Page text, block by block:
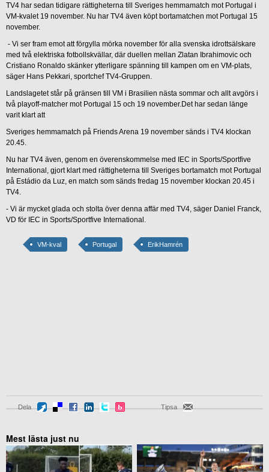
TV4 har sedan tidigare rättigheterna till Sveriges hemmamatch mot Portugal i
VM-kvalet 19 november. Nu har TV4 även köpt bortamatchen mot Portugal 15
november.
- Vi ser fram emot att förgylla mörka november för alla svenska idrottsälskare
med två elektriska fotbollskvällar, där duellen mellan Zlatan Ibrahimovic och
Cristiano Ronaldo skänker ytterligare spänning till kampen om en VM-plats,
säger Hans Pekkari, sportchef TV4-Gruppen.
Landslagetet står på gränsen till VM i Brasilien nästa sommar och allt avgörs i
två playoff-matcher mot Portugal 15 och 19 november.Det har sedan länge
varit klart att
Sveriges hemmamatch på Friends Arena 19 november sänds i TV4 klockan
20.45.
Nu har TV4 även, genom en överenskommelse med IEC in Sports/Sportfive
International, gjort klart med rättigheterna till Sveriges bortamatch mot Portugal
på Estádio da Luz, en match som sänds fredag 15 november klockan 20.45 i
TV4.
- Vi är mycket glada och stolta över denna affär med TV4, säger Daniel Franck,
VD för IEC in Sports/Sportfive International.
VM-kval Portugal ErikHamrén
Dela Tipsa
Mest lästa just nu